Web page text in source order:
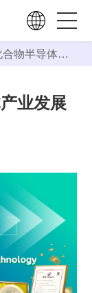
物半导体产
业发展